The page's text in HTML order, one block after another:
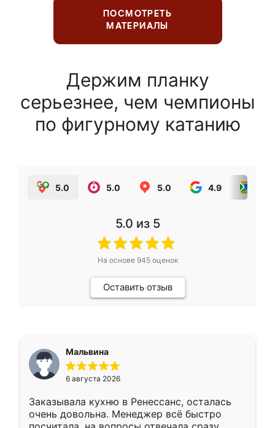
ПОСМОТРЕТЬ
МАТЕРИАЛЫ
Держим планку
серьезнее, чем чемпионы
по фигурному катанию
5.0 5.0 5.0 4.9
5.0 из 5
На основе 945оценок
Оставить отзыв
Мальвина
6 августа 2026
Заказывала кухню в Ренессанс, осталась
очень довольна. Менеджер всё быстро